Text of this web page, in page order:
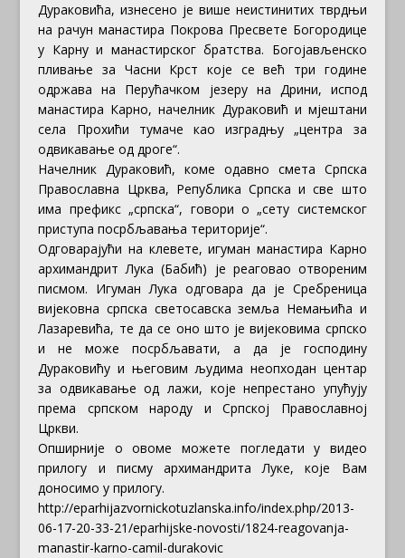
Дураковића, изнесено је више неистинитих тврдњи
на рачун манастира Покрова Пресвете Богородице
у Карну и манастирског братства. Богојављенско
пливање за Часни Крст које се већ три године
одржава на Перућачком језеру на Дрини, испод
манастира Карно, начелник Дураковић и мјештани
села Прохићи тумаче као изградњу „центра за
одвикавање од дроге“.
Начелник Дураковић, коме одавно смета Српска
Православна Црква, Република Српска и све што
има префикс „српска“, говори о „сету системског
приступа посрбљавања територије“.
Одговарајући на клевете, игуман манастира Карно
архимандрит Лука (Бабић) је реаговао отвореним
писмом. Игуман Лука одговара да је Сребреница
вијековна српска светосавска земља Немањића и
Лазаревића, те да се оно што је вијековима српско
и не може посрбљавати, а да је господину
Дураковићу и његовим људима неопходан центар
за одвикавање од лажи, које непрестано упућују
према српском народу и Српској Православној
Цркви.
Опширније о овоме можете погледати у видео
прилогу и писму архимандрита Луке, које Вам
доносимо у прилогу.
http://eparhijazvornickotuzlanska.info/index.php/2013-
06-17-20-33-21/eparhijske-novosti/1824-reagovanja-
manastir-karno-camil-durakovic